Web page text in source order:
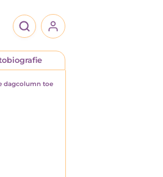
dagcolumn toe